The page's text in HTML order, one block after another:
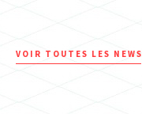
VOIR TOUTES LES NEWS